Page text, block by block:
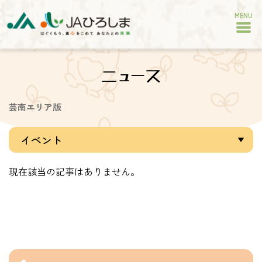
MENU
ニュース
芸南エリア版
現在該当の記事はありません。